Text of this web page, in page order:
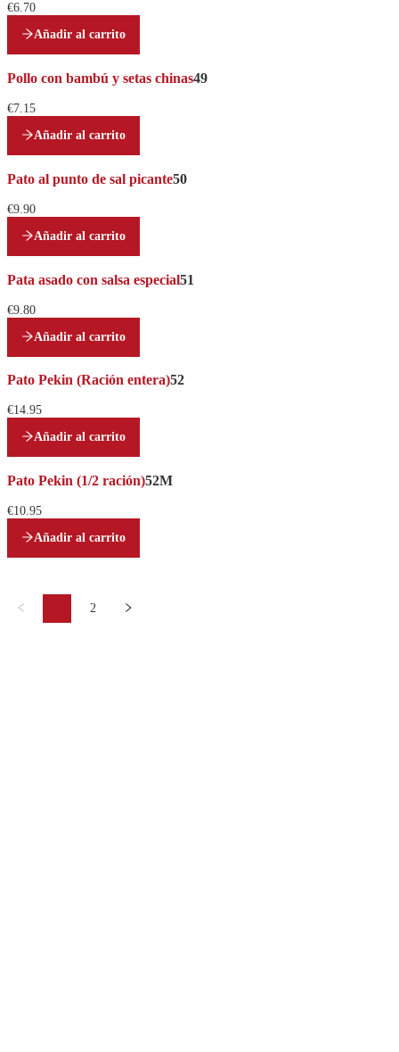
€6.70
Añadir al carrito
Pollo con bambú y setas chinas49
€7.15
Añadir al carrito
Pato al punto de sal picante50
€9.90
Añadir al carrito
Pata asado con salsa especial51
€9.80
Añadir al carrito
Pato Pekin (Ración entera)52
€14.95
Añadir al carrito
Pato Pekin (1/2 ración)52M
€10.95
Añadir al carrito
2